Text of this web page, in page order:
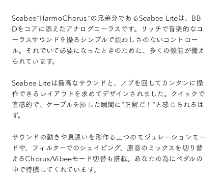
Seabee”HarmoChorus”の兄弟分であるSeabee Liteは、BB
Dをコアに添えたアナログコーラスです。リッチで音楽的なコ
ーラスサウンドを操るシンプルで煩わしさのないコントロー
ル。それでいて必要になったときのために、多くの機能が備え
られています。
Seabee Liteは最高なサウンドと、ノブを回してカンタンに操
作できるレイアウトを求めてデザインされました。クイックで
直感的で、ケーブルを挿した瞬間に”正解だ！”と感じられるは
ず。
サウンドの動きや息遣いを形作る三つのモジュレーションモー
ドや、フィルターでのシェイピング、原音のミックスを切り替
えるChorus/Vibeeモード切替も搭載。あなたの為にペダルの
中で待機してくれています。